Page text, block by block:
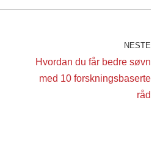
NESTE
Hvordan du får bedre søvn
med 10 forskningsbaserte
råd